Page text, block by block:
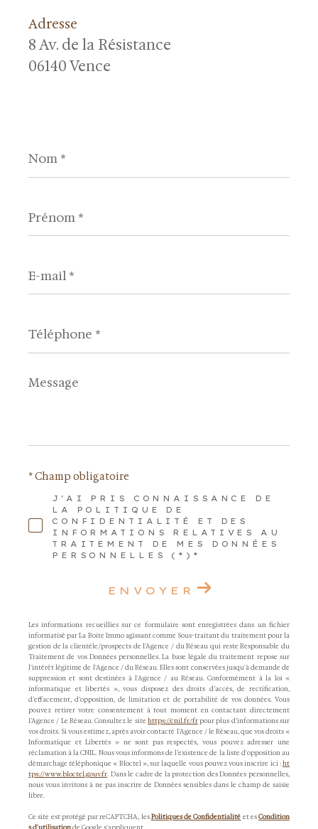
Adresse
8 Av. de la Résistance
06140 Vence
*
*
mail
*
*
Message
*
J'AI PRIS CONNAISSANCE DE
LA POLITIQUE DE
CONFIDENTIALITÉ ET DES
INFORMATIONS RELATIVES AU
TRAITEMENT DE MES DONNÉES
PERSONNELLES (*)*
* Champ obligatoire
ENVOYER
Les informations recueillies sur ce formulaire sont enregistrées dans un fichier
informatisé par La Boite Immo agissant comme Sous-traitant du traitement pour la
gestion de la clientèle/prospects de l'Agence / du Réseau qui reste Responsable du
Traitement de vos Données personnelles. La base légale du traitement repose sur
l'intérêt légitime de l'Agence / du Réseau. Elles sont conservées jusqu'à demande de
suppression et sont destinées à l'Agence / au Réseau. Conformément à la loi «
informatique et libertés », vous disposez des droits d’accès, de rectification,
d’effacement, d’opposition, de limitation et de portabilité de vos données. Vous
pouvez retirer votre consentement à tout moment en contactant directement
l’Agence / Le Réseau. Consultez le site https://cnil.fr/frpour plus d’informations sur
vos droits. Si vous estimez, après avoir contacté l'Agence / le Réseau, que vos droits «
Informatique et Libertés » ne sont pas respectés, vous pouvez adresser une
réclamation à la CNIL. Nous vous informons de l’existence de la liste d'opposition au
démarchage téléphonique « Bloctel », sur laquelle vous pouvez vous inscrire ici :ht
tps://www.bloctel.gouv.fr. Dans le cadre de la protection des Données personnelles,
nous vous invitons à ne pas inscrire de Données sensibles dans le champ de saisie
libre.
Ce site est protégé par reCAPTCHA, lesPolitiques de Confidentialité et esCondition